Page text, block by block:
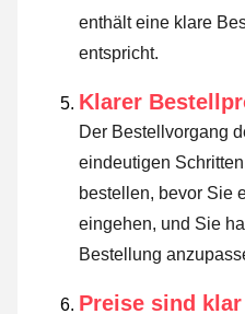
enthält eine klare
entspricht.
Klarer
Der Bestellvorgang
eindeutigen
bestellen, bevor Sie
eingehen, und Sie
Bestellung
Preise sind klar